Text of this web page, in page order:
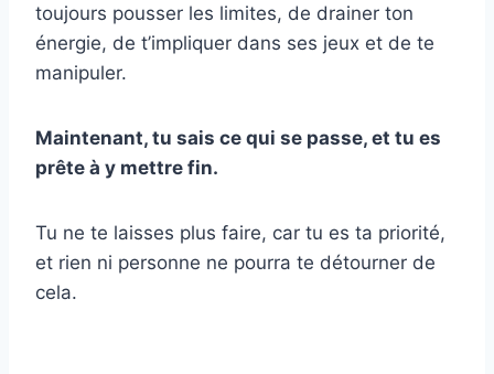
toujours pousser les limites, de drainer ton
énergie, de t’impliquer dans ses jeux et de te
manipuler.
Maintenant, tu sais ce qui se passe, et tu es
prête à y mettre fin.
Tu ne te laisses plus faire, car tu es ta priorité,
et rien ni personne ne pourra te détourner de
cela.